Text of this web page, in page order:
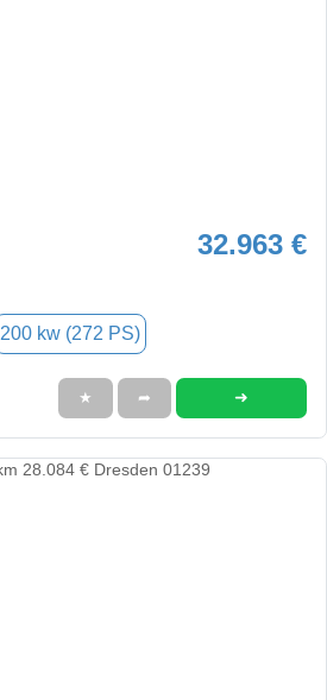
32.963 €
200 kw (272 PS)
★ ➦ ➜